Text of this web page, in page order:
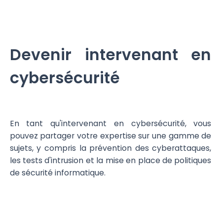
Devenir intervenant en
cybersécurité
En tant qu'intervenant en cybersécurité, vous
pouvez partager votre expertise sur une gamme de
sujets, y compris la prévention des cyberattaques,
les tests d'intrusion et la mise en place de politiques
de sécurité informatique.